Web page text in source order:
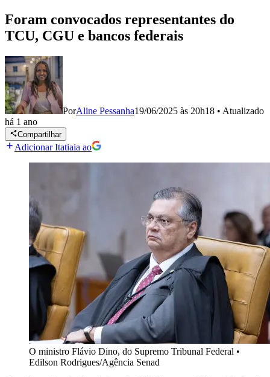
Foram convocados representantes do
TCU, CGU e bancos federais
PorAline Pessanha19/06/2025 às 20h18 • Atualizado
há 1 ano
Compartilhar
Adicionar Itatiaia ao
O ministro Flávio Dino, do Supremo Tribunal Federal •
Edilson Rodrigues/Agência Senad